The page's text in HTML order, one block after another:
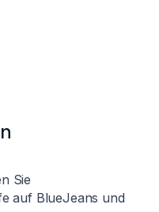
Sie
auf BlueJeans und